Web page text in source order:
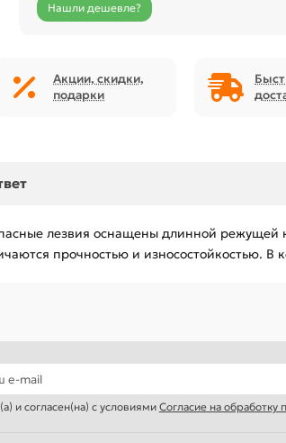
Нашли дешевле?
Акции, скидки,
подарки
лезвия оснащены длинной
прочностью и износостойкостью. В
и согласен(на) с условиями Согласие на обработку